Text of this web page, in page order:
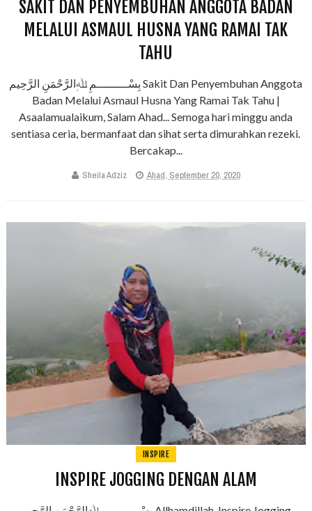
SAKIT DAN PENYEMBUHAN ANGGOTA BADAN
MELALUI ASMAUL HUSNA YANG RAMAI TAK
TAHU
بِسْـــــــــمِ ﷲِالرَّحْمَنِ الرَّحِيم Sakit Dan Penyembuhan Anggota
Badan Melalui Asmaul Husna Yang Ramai Tak Tahu |
Asaalamualaikum, Salam Ahad... Semoga hari minggu anda
sentiasa ceria, bermanfaat dan sihat serta dimurahkan rezeki.
Bercakap...
Sheila Adziz Ahad, September 20, 2020
INSPIRE
INSPIRE JOGGING DENGAN ALAM